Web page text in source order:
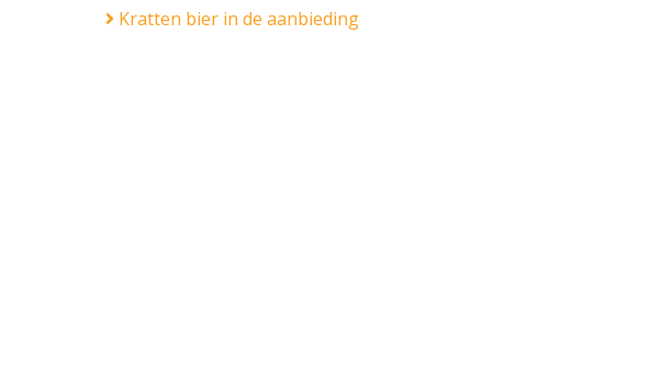
Kratten bier in de aanbieding